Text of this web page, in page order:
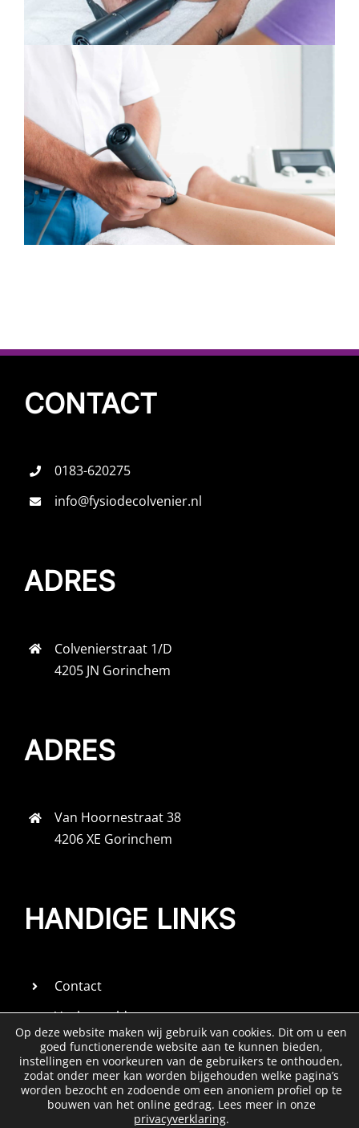
CONTACT
0183-620275
info@fysiodecolvenier.nl
ADRES
Colvenierstraat 1/D
4205 JN Gorinchem
ADRES
Van Hoornestraat 38
4206 XE Gorinchem
HANDIGE LINKS
Contact
Veel gestelde vragen
Openingstijden
Privacyregelememt
Op deze website maken wij gebruik van cookies. Dit om u een
goed functionerende website aan te kunnen bieden,
instellingen en voorkeuren van de gebruikers te onthouden,
zodat onder meer kan worden bijgehouden welke pagina’s
worden bezocht en zodoende om een anoniem profiel op te
bouwen van het online gedrag. Lees meer in onze
privacyverklaring.